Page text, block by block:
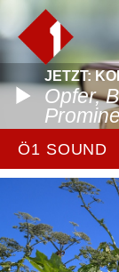
JETZT:
Opfer,
Ö1 SOUND